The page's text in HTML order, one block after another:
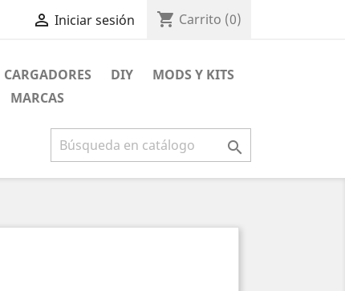
 Iniciar sesión shopping_cart Carrito (0)
CARGADORES DIY
MODS Y KITS
MARCAS
